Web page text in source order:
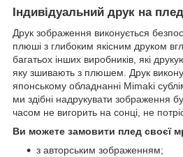
Індивідуальний друк на
Друк зображення виконується
плюші з глибоким якісним друком
багатьох інших виробників, які
яку зшивають з плюшем. Друк
японському обладнанні Mimaki
ми здібні надрукувати зображення
часом не вигорить на сонці, не
Ви можете замовити плед своєї
з авторським зображенням;